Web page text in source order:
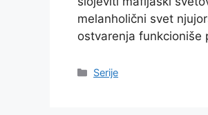
melanholični svet
ostvarenja funkcioniše
Categories
Serije